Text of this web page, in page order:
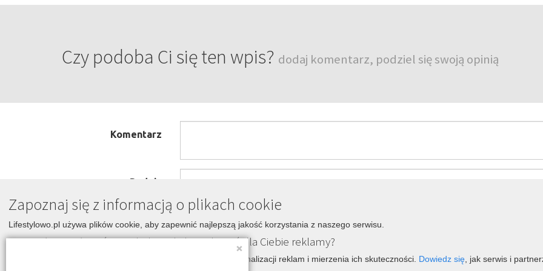
Czy podoba Ci się ten wpis? dodaj komentarz, podziel się swoją opinią
Komentarz
Podpis
×
Zapoznaj się z informacją o plikach cookie
Lifestylowo.pl używa plików cookie, aby zapewnić najlepszą jakość korzystania z naszego serwisu.
Czy możemy używać Twoich danych, by wybierać dla Ciebie reklamy?
Nasi partnerzy zbierają dane i używają plików cookie do personalizacji reklam i mierzenia ich skuteczności. Dowiedz się , jak serwis i